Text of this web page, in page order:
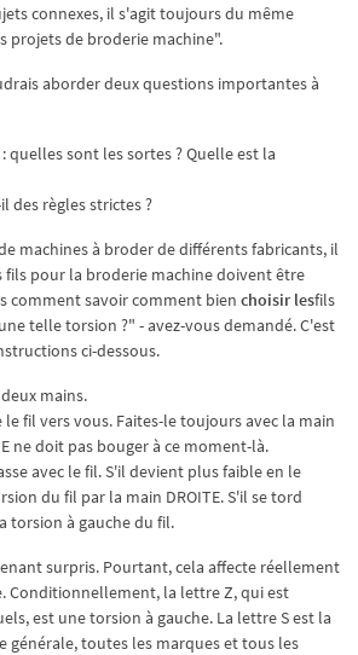
connexes, il s'agit toujours du même
projets de broderie machine".
aborder deux questions importantes à
quelles sont les sortes ? Quelle est la
des règles strictes ?
machines à broder de différents fabricants, il
fils pour la broderie machine doivent être
comment savoir comment bien choisir lesfils
telle torsion ?" - avez-vous demandé. C'est
ci-dessous.
mains.
fil vers vous. Faites-le toujours avec la main
ne doit pas bouger à ce moment-là.
avec le fil. S'il devient plus faible en le
du fil par la main DROITE. S'il se tord
torsion à gauche du fil.
surpris. Pourtant, cela affecte réellement
Conditionnellement, la lettre Z, qui est
est une torsion à gauche. La lettre S est la
générale, toutes les marques et tous les